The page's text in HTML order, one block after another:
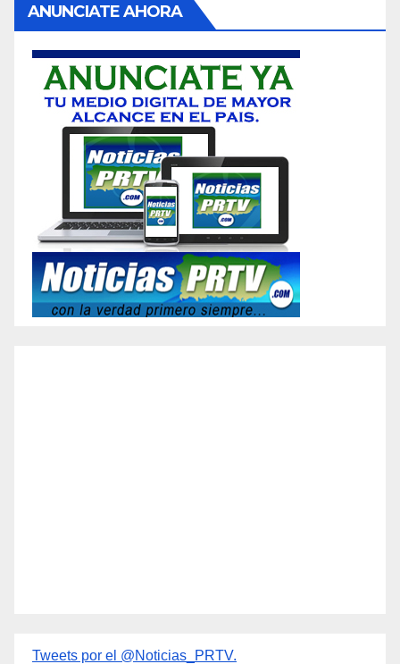
ANUNCIATE AHORA
Tweets por el @Noticias_PRTV.